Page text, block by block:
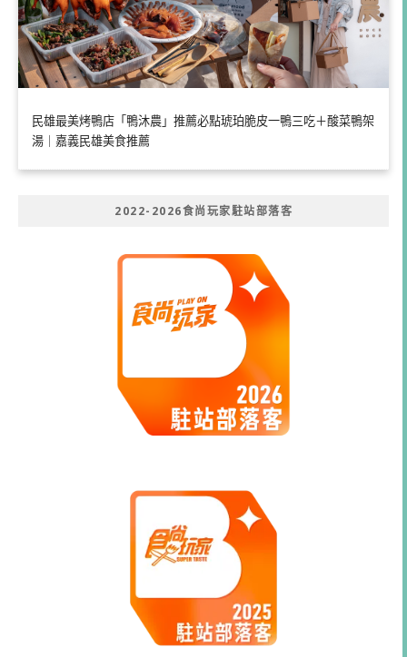
民雄最美烤鴨店「鴨沐農」推薦必點琥珀脆皮一鴨三吃＋酸菜鴨架
湯｜嘉義民雄美食推薦
2022-2026食尚玩家駐站部落客